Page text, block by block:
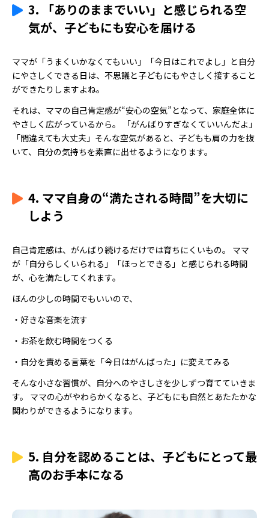
3. 「ありのままでいい」と感じられる空
気が、子どもにも安心を届ける
ママが「うまくいかなくてもいい」「今日はこれでよし」と自分
にやさしくできる日は、不思議と子どもにもやさしく接すること
ができたりしますよね。
それは、ママの自己肯定感が“安心の空気”となって、家庭全体に
やさしく広がっているから。 「がんばりすぎなくていいんだよ」
「間違えても大丈夫」そんな空気があると、子どもも肩の力を抜
いて、自分の気持ちを素直に出せるようになります。
4. ママ自身の“満たされる時間”を大切に
しよう
自己肯定感は、がんばり続けるだけでは育ちにくいもの。 ママ
が「自分らしくいられる」「ほっとできる」と感じられる時間
が、心を満たしてくれます。
ほんの少しの時間でもいいので、
・好きな音楽を流す
・お茶を飲む時間をつくる
・自分を責める言葉を「今日はがんばった」に変えてみる
そんな小さな習慣が、自分へのやさしさを少しずつ育てていきま
す。 ママの心がやわらかくなると、子どもにも自然とあたたかな
関わりができるようになります。
5. 自分を認めることは、子どもにとって最
高のお手本になる